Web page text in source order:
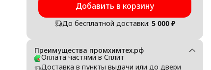
Добавить в корзину
До бесплатной доставки: 5 000 ₽
Преимущества промхимтех.рф
Оплата частями в Сплит
Доставка в пункты выдачи или до двери